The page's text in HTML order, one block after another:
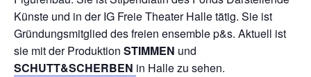
Künste und in der IG Freie Theater Halle tätig. Sie ist
Gründungsmitglied des freien ensemble p&s. Aktuell ist
sie mit der Produktion STIMMEN und
SCHUTT&SCHERBEN in Halle zu sehen.